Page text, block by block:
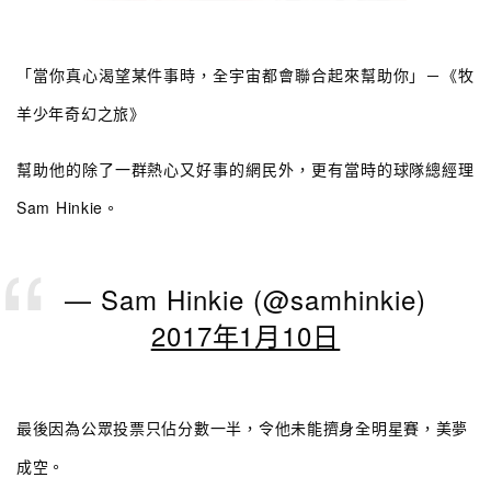
「當你真心渴望某件事時，全宇宙都會聯合起來幫助你」－《牧
羊少年奇幻之旅》
幫助他的除了一群熱心又好事的網民外，更有當時的球隊總經理
Sam Hinkie。
— Sam Hinkie (@samhinkie)
2017年1月10日
最後因為公眾投票只佔分數一半，令他未能擠身全明星賽，美夢
成空。